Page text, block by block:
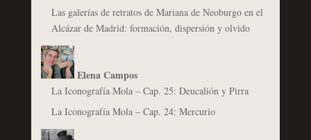
Las galerías de retratos de Mariana de Neoburgo en el
Alcázar de Madrid: formación, dispersión y olvido
Elena Campos
La Iconografía Mola – Cap. 25: Deucalión y Pirra
La Iconografía Mola – Cap. 24: Mercurio